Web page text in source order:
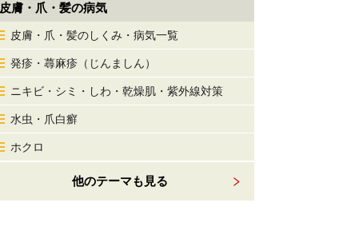
皮膚・爪・髪の病気
皮膚・爪・髪のしくみ・病気一覧
発疹・蕁麻疹（じんましん）
ニキビ・シミ・しわ・乾燥肌・紫外線対策
水虫・爪白癬
ホクロ
他のテーマも見る